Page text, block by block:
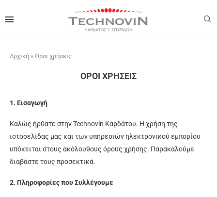
Αρχική » Όροι χρήσεις
ΌΡΟΙ ΧΡΉΣΕΙΣ
1. Εισαγωγή
Καλώς ήρθατε στην Technovin Καρδάτου. Η χρήση της
ιστοσελίδας μας και των υπηρεσιών ηλεκτρονικού εμπορίου
υπόκειται στους ακόλουθους όρους χρήσης. Παρακαλούμε
διαβάστε τους προσεκτικά.
2. Πληροφορίες που Συλλέγουμε